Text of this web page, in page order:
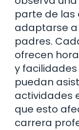
parte de las
adaptarse a
padres.
ofrecen
y
puedan
actividades
que esto
carrera